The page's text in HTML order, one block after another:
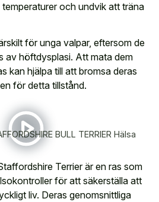
och undvik att träna
för unga valpar, eftersom de
av höftdysplasi. Att mata dem
kan hjälpa till att bromsa deras
för detta tillstånd.
BULL TERRIER Hälsa
Terrier är en ras som
för att säkerställa att
liv. Deras genomsnittliga